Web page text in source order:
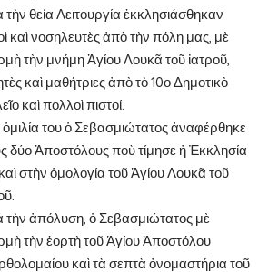
τὴν θεία Λειτουργία ἐκκλησιάσθηκαν
καὶ νοσηλευτὲς ἀπὸ τὴν πόλη μας, μὲ
τὴν μνήμη Ἁγίου Λουκᾶ τοῦ ἰατροῦ,
καὶ μαθήτριες ἀπὸ τὸ 10ο Δημοτικὸ
καὶ πολλοὶ πιστοί.
ὁμιλία του ὁ Σεβασμιώτατος ἀναφέρθηκε
δύο Ἀποστόλους ποὺ τίμησε ἡ Ἐκκλησία
στὴν ὁμολογία τοῦ Ἁγίου Λουκᾶ τοῦ
τὴν ἀπόλυση, ὁ Σεβασμιώτατος μὲ
τὴν ἑορτὴ τοῦ Ἁγίου Ἀποστόλου
καὶ τὰ σεπτὰ ὀνομαστήρια τοῦ